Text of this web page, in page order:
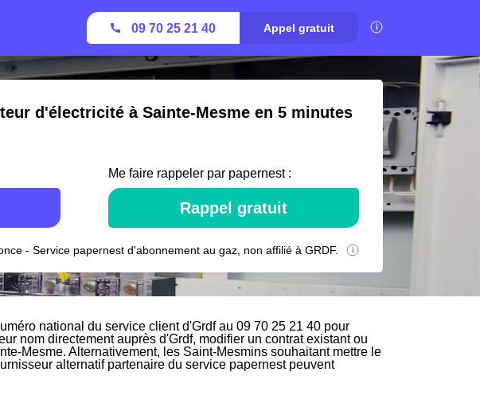
09 70 25 21 40 Appel gratuit
d'électricité à Sainte-Mesme en 5 minutes
Me faire rappeler par papernest :
Rappel gratuit
- Service papernest d'abonnement au gaz, non affilié à GRDF.
national du service client d'Grdf au 09 70 25 21 40 pour
nom directement auprès d'Grdf, modifier un contrat existant ou
Mesme. Alternativement, les Saint-Mesmins souhaitant mettre le
alternatif partenaire du service papernest peuvent